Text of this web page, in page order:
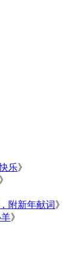
乐》
》
附新年献词》
》